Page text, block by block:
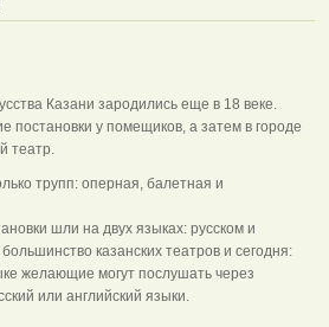
Казани зародились еще в 18 веке.
у помещиков, а затем в городе
театр.
трупп: оперная, балетная и
шли на двух языках: русском и
казанских театров и сегодня:
желающие могут послушать через
или английский языки.